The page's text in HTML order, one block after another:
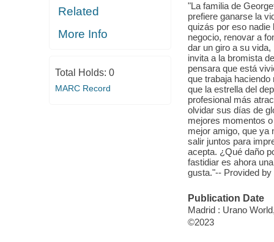
Related
More Info
Total Holds: 0
MARC Record
"La familia de
prefiere ganarse la
quizás por eso nadie
negocio, renovar a
dar un giro a su
invita a la bromista
pensara que está
que trabaja
que la estrella del
profesional más
olvidar sus días de
mejores momentos
mejor amigo, que ya
salir juntos para
acepta. ¿Qué daño
fastidiar es ahora
gusta."-- Provided by
Publication Date
Madrid : Urano
©2023